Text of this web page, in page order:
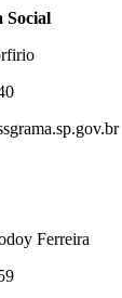
Social
Ferreira